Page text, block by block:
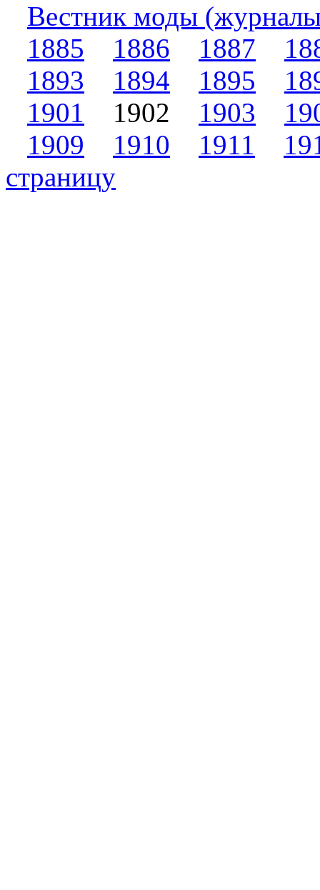
Вестник моды
1885
1886 1887
1893
1894 1895
1901 1902 1903
1909
1910 1911
страницу